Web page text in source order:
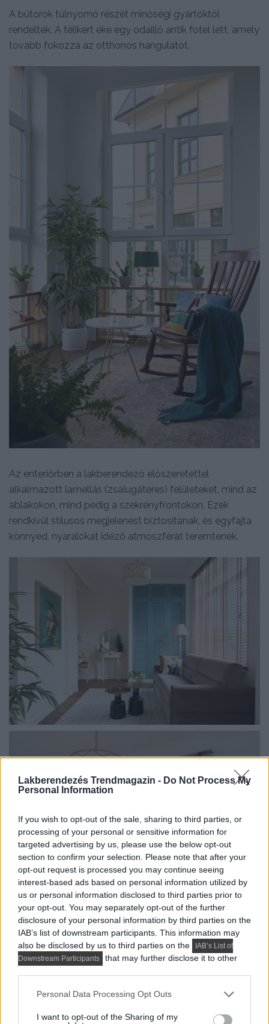
Lakberendezés Trendmagazin - Do Not Process My
Personal Information
If you wish to opt-out of the sale, sharing to third parties, or
processing of your personal or sensitive information for
targeted advertising by us, please use the below opt-out
section to confirm your selection. Please note that after your
opt-out request is processed you may continue seeing
interest-based ads based on personal information utilized by
us or personal information disclosed to third parties prior to
your opt-out. You may separately opt-out of the further
disclosure of your personal information by third parties on the
IAB’s list of downstream participants. This information may
also be disclosed by us to third parties on the
IAB’s List of
Downstream Participants
that may further disclose it to other
Please note that this website/app uses one or more Google
not limited to your visit or usage behaviour. You may click to
Personal Data Processing Opt Outs
I want to opt-out of the Sharing of my
A bútorok túlnyomó részét minőségi gyártóktól
rendelték. A télikert éke egy odaillő antik fotel lett, amely
tovább fokozza az otthonos hangulatot.
Az enteriőrben a lakberendező előszeretettel
alkalmazott lamellás (zsalugáteres) felületeket, mind az
ablakokon, mind pedig a szekrényfrontokon. Ezek
rendkívül stílusos megjelenést biztosítanak, és egyfajta
könnyed, nyaralókat idéző atmoszférát teremtenek.